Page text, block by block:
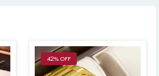
42% OFF